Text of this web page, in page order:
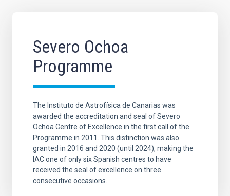
Severo Ochoa
Programme
The Instituto de Astrofísica de Canarias was
awarded the accreditation and seal of Severo
Ochoa Centre of Excellence in the first call of the
Programme in 2011. This distinction was also
granted in 2016 and 2020 (until 2024), making the
IAC one of only six Spanish centres to have
received the seal of excellence on three
consecutive occasions.